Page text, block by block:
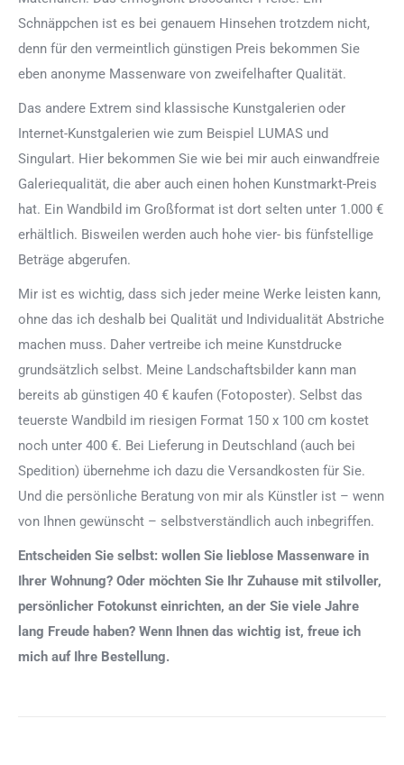
Schnäppchen ist es bei genauem Hinsehen trotzdem nicht,
denn für den vermeintlich günstigen Preis bekommen Sie
eben anonyme Massenware von zweifelhafter Qualität.
Das andere Extrem sind klassische Kunstgalerien oder
Internet-Kunstgalerien wie zum Beispiel LUMAS und
Singulart. Hier bekommen Sie wie bei mir auch einwandfreie
Galeriequalität, die aber auch einen hohen Kunstmarkt-Preis
hat. Ein Wandbild im Großformat ist dort selten unter 1.000 €
erhältlich. Bisweilen werden auch hohe vier- bis fünfstellige
Beträge abgerufen.
Mir ist es wichtig, dass sich jeder meine Werke leisten kann,
ohne das ich deshalb bei Qualität und Individualität Abstriche
machen muss. Daher vertreibe ich meine Kunstdrucke
grundsätzlich selbst. Meine Landschaftsbilder kann man
bereits ab günstigen 40 € kaufen (Fotoposter). Selbst das
teuerste Wandbild im riesigen Format 150 x 100 cm kostet
noch unter 400 €. Bei Lieferung in Deutschland (auch bei
Spedition) übernehme ich dazu die Versandkosten für Sie.
Und die persönliche Beratung von mir als Künstler ist – wenn
von Ihnen gewünscht – selbstverständlich auch inbegriffen.
Entscheiden Sie selbst: wollen Sie lieblose Massenware in
Ihrer Wohnung? Oder möchten Sie Ihr Zuhause mit stilvoller,
persönlicher Fotokunst einrichten, an der Sie viele Jahre
lang Freude haben? Wenn Ihnen das wichtig ist, freue ich
mich auf Ihre Bestellung.